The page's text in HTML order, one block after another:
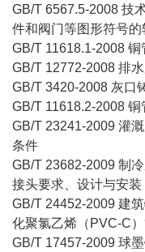
GB/T 6567.5-2008 技
件和阀门等图形符号
GB/T 11618.1-2008
GB/T 12772-2008 排
GB/T 3420-2008 灰口
GB/T 11618.2-2008
GB/T 23241-2009 灌
条件
GB/T 23682-2009 制
接头要求、设计与安装
GB/T 24452-2009 建
化聚氯乙烯（PVC-C
GB/T 17457-2009 球